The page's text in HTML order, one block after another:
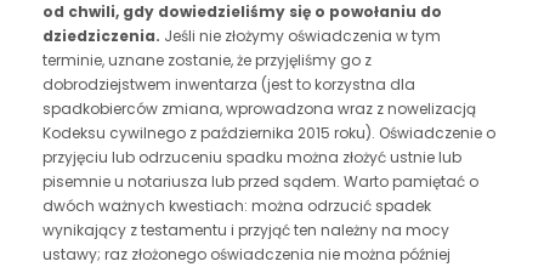
od chwili, gdy dowiedzieliśmy się o powołaniu do
dziedziczenia. Jeśli nie złożymy oświadczenia w tym
terminie, uznane zostanie, że przyjęliśmy go z
dobrodziejstwem inwentarza (jest to korzystna dla
spadkobierców zmiana, wprowadzona wraz z nowelizacją
Kodeksu cywilnego z października 2015 roku). Oświadczenie o
przyjęciu lub odrzuceniu spadku można złożyć ustnie lub
pisemnie u notariusza lub przed sądem. Warto pamiętać o
dwóch ważnych kwestiach: można odrzucić spadek
wynikający z testamentu i przyjąć ten należny na mocy
ustawy; raz złożonego oświadczenia nie można później